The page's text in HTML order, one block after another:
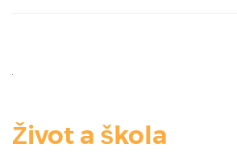
Život a škola